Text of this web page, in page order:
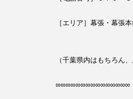
［エリア］幕張・幕張
（千葉県内はもちろん
∞∞∞∞∞∞∞∞∞∞∞∞∞∞∞